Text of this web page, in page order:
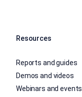
Resources
Reports and guides
Demos and videos
Webinars and events